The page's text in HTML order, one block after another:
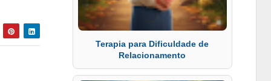
Terapia para Dificuldade de
Relacionamento